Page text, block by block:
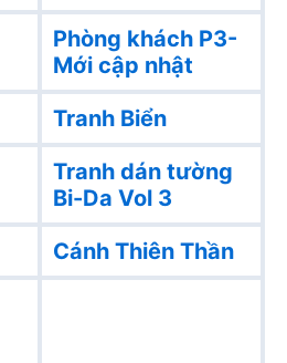
Phòng khách P3-
Mới cập nhật
Tranh Biển
Tranh dán tường
Bi-Da Vol 3
Cánh Thiên Thần